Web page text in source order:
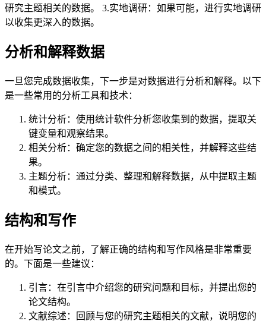
研究主题相关的数据。 3.实地调研：如果可能，进行实地调研
以收集更深入的数据。
分析和解释数据
一旦您完成数据收集，下一步是对数据进行分析和解释。以下
是一些常用的分析工具和技术：
统计分析：使用统计软件分析您收集到的数据，提取关
键变量和观察结果。
相关分析：确定您的数据之间的相关性，并解释这些结
果。
主题分析：通过分类、整理和解释数据，从中提取主题
和模式。
结构和写作
在开始写论文之前，了解正确的结构和写作风格是非常重要
的。下面是一些建议：
引言：在引言中介绍您的研究问题和目标，并提出您的
论文结构。
文献综述：回顾与您的研究主题相关的文献，说明您的